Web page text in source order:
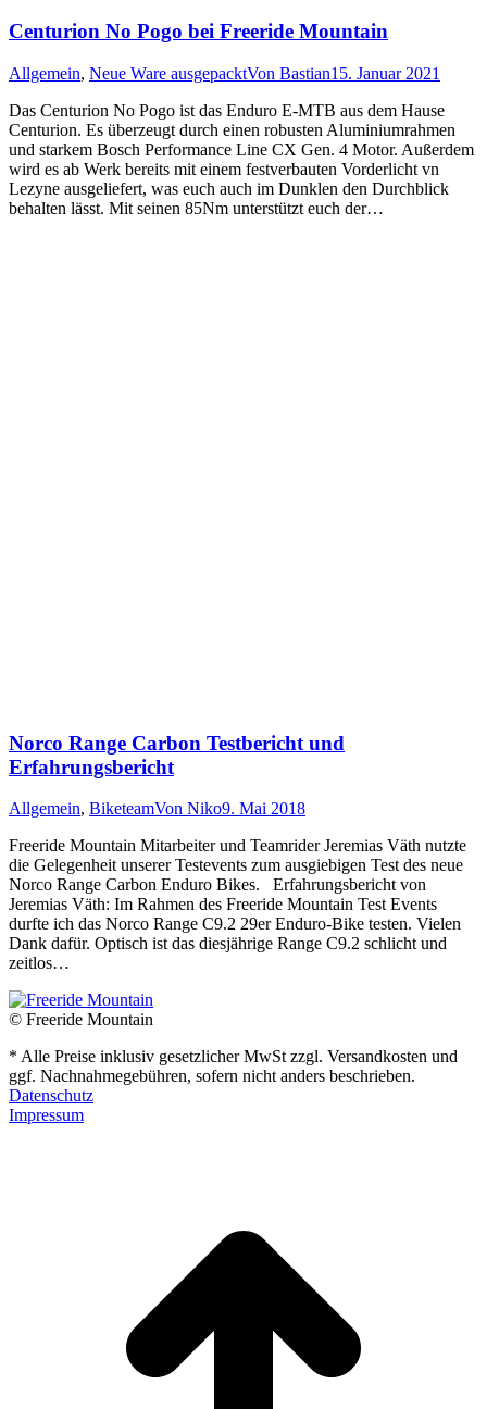
Centurion No Pogo bei Freeride Mountain
Allgemein, Neue Ware ausgepacktVon Bastian15. Januar 2021
Das Centurion No Pogo ist das Enduro E-MTB aus dem Hause
Centurion. Es überzeugt durch einen robusten Aluminiumrahmen
und starkem Bosch Performance Line CX Gen. 4 Motor. Außerdem
wird es ab Werk bereits mit einem festverbauten Vorderlicht vn
Lezyne ausgeliefert, was euch auch im Dunklen den Durchblick
behalten lässt. Mit seinen 85Nm unterstützt euch der…
Norco Range Carbon Testbericht und
Erfahrungsbericht
Allgemein, BiketeamVon Niko9. Mai 2018
Freeride Mountain Mitarbeiter und Teamrider Jeremias Väth nutzte
die Gelegenheit unserer Testevents zum ausgiebigen Test des neue
Norco Range Carbon Enduro Bikes. Erfahrungsbericht von
Jeremias Väth: Im Rahmen des Freeride Mountain Test Events
durfte ich das Norco Range C9.2 29er Enduro-Bike testen. Vielen
Dank dafür. Optisch ist das diesjährige Range C9.2 schlicht und
zeitlos…
© Freeride Mountain
* Alle Preise inklusiv gesetzlicher MwSt zzgl. Versandkosten und
ggf. Nachnahmegebühren, sofern nicht anders beschrieben.
Datenschutz
Impressum